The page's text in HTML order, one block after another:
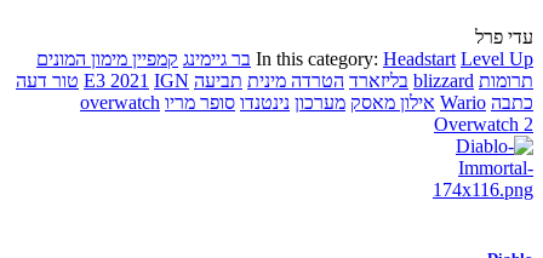
עדי פרל
In this category: Headstart Level Up בר גיימינג קמפיין מימון המונים
תרומות blizzard בליזארד הטרדה מינית תביעה E3 2021 IGN
טור דעה
כתבה Wario אילון מאסק מערכון נינטנדו סופר מריו overwatch
Overwatch 2